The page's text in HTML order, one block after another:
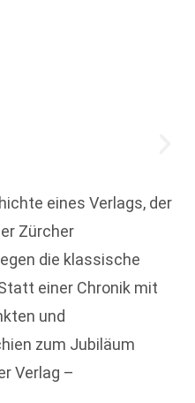
eines Verlags, der
Zürcher
die klassische
einer Chronik mit
und
zum Jubiläum
Verlag –